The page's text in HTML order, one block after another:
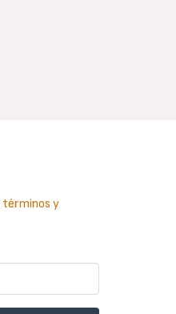
términos y